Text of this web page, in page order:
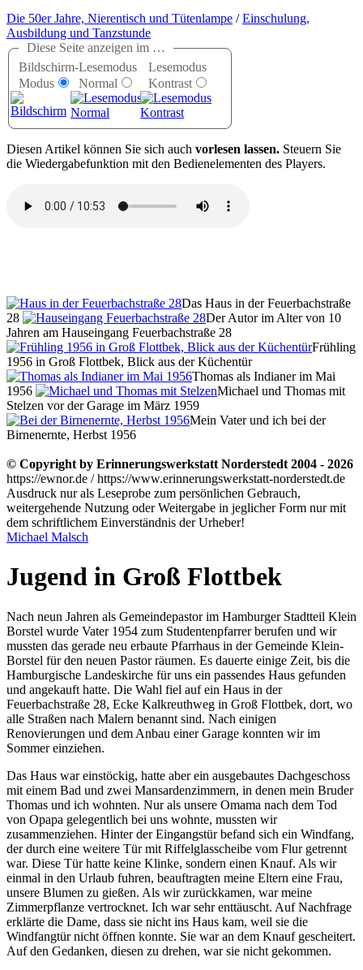
Die 50er Jahre, Nierentisch und Tütenlampe /Einschulung,
Ausbildung und Tanzstunde
Diese Seite anzeigen im …
Bildschirm-
Modus
Lesemodus
Normal
Lesemodus
Kontrast
Diesen Artikel können Sie sich auch vorlesen lassen. Steuern Sie
die Wiedergabefunktion mit den Bedienelementen des Players.
Das Haus in der Feuerbachstraße
28
Der Autor im Alter von 10
Jahren am Hauseingang Feuerbachstraße 28
Frühling
1956 in Groß Flottbek, Blick aus der Küchentür
Thomas als Indianer im Mai
1956
Michael und Thomas mit
Stelzen vor der Garage im März 1959
Mein Vater und ich bei der
Birnenernte, Herbst 1956
© Copyright by Erinnerungswerkstatt Norderstedt 2004 - 2026
https://ewnor.de / https://www.erinnerungswerkstatt-norderstedt.de
Ausdruck nur als Leseprobe zum persönlichen Gebrauch,
weitergehende Nutzung oder Weitergabe in jeglicher Form nur mit
dem schriftlichem Einverständnis der Urheber!
Michael Malsch
Jugend in Groß Flottbek
Nach neun Jahren als Gemeindepastor im Hamburger Stadtteil Klein
Borstel wurde Vater 1954 zum Studentenpfarrer berufen und wir
mussten das gerade neu erbaute Pfarrhaus in der Gemeinde Klein-
Borstel für den neuen Pastor räumen. Es dauerte einige Zeit, bis die
Hamburgische Landeskirche für uns ein passendes Haus gefunden
und angekauft hatte. Die Wahl fiel auf ein Haus in der
Feuerbachstraße 28, Ecke Kalkreuthweg in Groß Flottbek, dort, wo
alle Straßen nach Malern benannt sind. Nach einigen
Renovierungen und dem Anbau einer Garage konnten wir im
Sommer einziehen.
Das Haus war einstöckig, hatte aber ein ausgebautes Dachgeschoss
mit einem Bad und zwei Mansardenzimmern, in denen mein Bruder
Thomas und ich wohnten. Nur als unsere Omama nach dem Tod
von Opapa gelegentlich bei uns wohnte, mussten wir
zusammenziehen. Hinter der Eingangstür befand sich ein Windfang,
der durch eine weitere Tür mit Riffelglasscheibe vom Flur getrennt
war. Diese Tür hatte keine Klinke, sondern einen Knauf. Als wir
einmal in den Urlaub fuhren, beauftragten meine Eltern eine Frau,
unsere Blumen zu gießen. Als wir zurückkamen, war meine
Zimmerpflanze vertrocknet. Ich war sehr enttäuscht. Auf Nachfrage
erklärte die Dame, dass sie nicht ins Haus kam, weil sie die
Windfangtür nicht öffnen konnte. Sie war an dem Knauf gescheitert.
Auf den Gedanken, diesen zu drehen, war sie nicht gekommen.